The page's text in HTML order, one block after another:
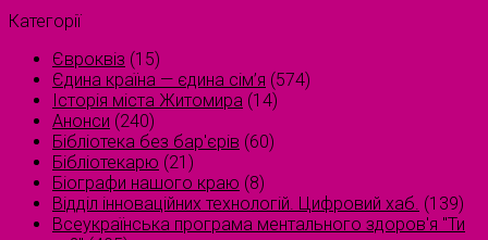
Категорії
Євроквіз (15)
Єдина країна — єдина сім’я (574)
Історія міста Житомира (14)
Анонси (240)
Бібліотека без бар'єрів (60)
Бібліотекарю (21)
Біографи нашого краю (8)
Відділ інноваційних технологій. Цифровий хаб. (139)
Всеукраїнська програма ментального здоров'я "Ти